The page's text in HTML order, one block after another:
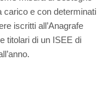
carico e con determinati
iscritti all’Anagrafe
titolari di un ISEE di